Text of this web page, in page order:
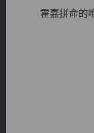
霍嘉拼命的咆